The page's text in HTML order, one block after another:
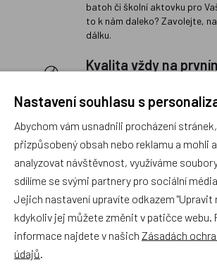
batoh či školní aktovku pro
to k nám daleko? Zavolejte,
dálku.
Kvalita vždy na
Sortiment, který neprojde
Rychlé vyřízení
Pokud to povaha vady
neopravitelnost výrobku),
základě pouhého zaslání
vyměníme zboží kus za kus.
Váš čas a peníze. Můžeme si
naše kvalitní zboží zákazníci
Nastavení souhlasu s
Abychom vám usnadnili procházení
přizpůsobený obsah nebo reklamu a mohli
analyzovat návštěvnost, využíváme
sdílíme se svými partnery pro sociální
Jejich nastavení upravíte odkazem "Upravit
kdykoliv jej můžete změnit v patičce webu.
informace najdete v našich Zásadách
údajů